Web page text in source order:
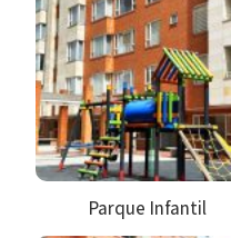
Parque Infantil